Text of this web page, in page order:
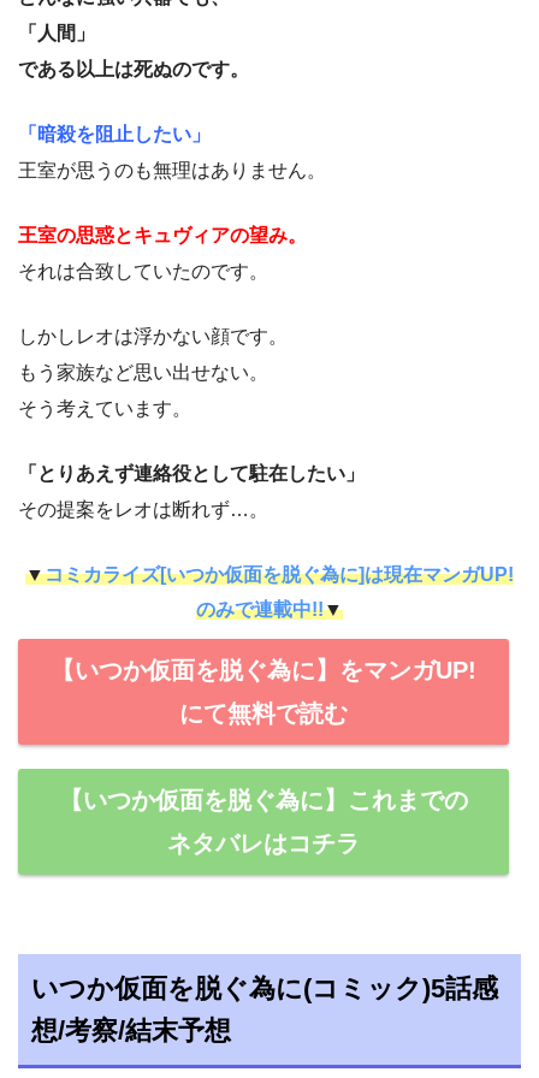
「人間」
である以上は死ぬのです。
「暗殺を阻止したい」
王室が思うのも無理はありません。
王室の思惑とキュヴィアの望み。
それは合致していたのです。
しかしレオは浮かない顔です。
もう家族など思い出せない。
そう考えています。
「とりあえず連絡役として駐在したい」
その提案をレオは断れず…。
▼コミカライズ[いつか仮面を脱ぐ為に]は現在マンガUP!
のみで連載中!!▼
【いつか仮面を脱ぐ為に】をマンガUP!
にて無料で読む
【いつか仮面を脱ぐ為に】これまでの
ネタバレはコチラ
いつか仮面を脱ぐ為に(コミック)5話感
想/考察/結末予想